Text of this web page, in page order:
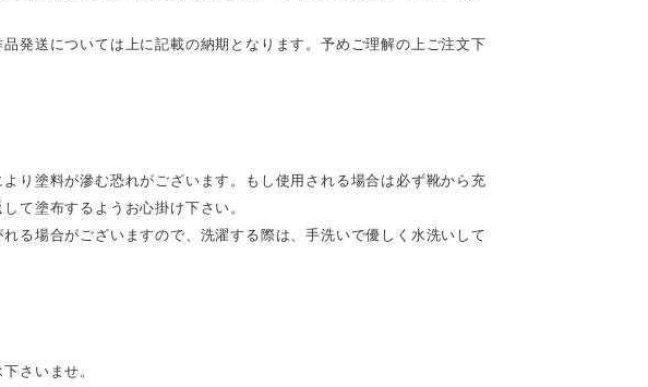
発送については上に記載の納期となります。予めご理解の上ご注文下
り塗料が滲む恐れがございます。もし使用される場合は必ず靴から充
て塗布するようお心掛け下さい。
る場合がございますので、洗濯する際は、手洗いで優しく水洗いして
さいませ。